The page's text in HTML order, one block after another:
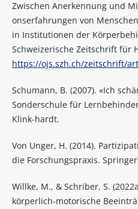
Zwischen Anerkennung und
onserfahrungen von
in Institutionen der
Schweizerische Zeitschrift für
https://ojs.szh.ch/zeitschrift/
Schumann, B. (2007). «Ich
Sonderschule für
Klink-hardt.
Von Unger, H. (2014).
die Forschungspraxis. Springer
Willke, M., & Schriber, S.
körperlich-motorische